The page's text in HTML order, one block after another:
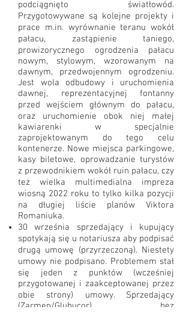
podciągnięto światłowód.
Przygotowywane są kolejne projekty i
prace m.in. wyrównanie teranu wokół
pałacu, zastąpienie taniego,
prowizorycznego ogrodzenia pałacu
nowym, stylowym, wzorowanym na
dawnym, przedwojennym ogrodzeniu.
Jest wola odbudowy i uruchomienia
dawnej, reprezentacyjnej fontanny
przed wejściem głównym do pałacu,
oraz uruchomienie obok niej małej
kawiarenki w specjalnie
zaprojektowanym do tego celu
kontenerze. Nowe miejsca parkingowe,
kasy biletowe, oprowadzanie turystów
z przewodnikiem wokół ruin pałacu, czy
też wielka multimedialna impreza
wiosną 2022 roku to tylko kilka pozycji
na długiej liście planów Viktora
Romaniuka.
30 września sprzedający i kupujący
spotykają się u notariusza aby podpisać
drugą umowę (przyrzeczoną). Niestety
umowy nie podpisano. Problemem stał
się jeden z punktów (wcześniej
przygotowanej i zaakceptowanej przez
obie strony) umowy. Sprzedający
(Zarmen/Glubucor) bez